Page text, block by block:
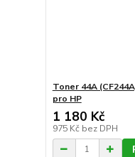
Toner 44A
pro HP
1 180 Kč
975 Kč bez DPH